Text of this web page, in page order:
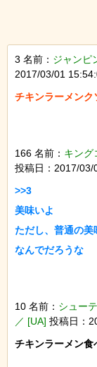
3 名前： ジャンピ
2017/03/01
チキンラーメンク
166 名前： キング
投稿日：2017/
>>3
美味いよ
ただし、普通の美
なんでだろうな
10 名前： シュー
／ [UA] 投稿日：
チキンラーメン食